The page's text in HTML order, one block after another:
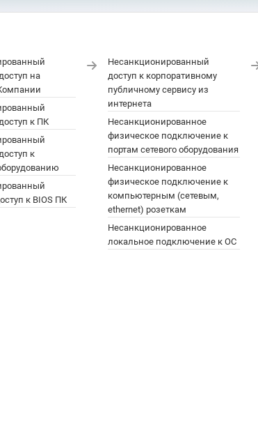
на
к ПК
к
к BIOS ПК
Несанкционированный
доступ к корпоративному
публичному сервису из
интернета
Несанкционированное
физическое подключение к
портам сетевого оборудования
Несанкционированное
физическое подключение к
компьютерным (сетевым,
ethernet) розеткам
Несанкционированное
локальное подключение к ОС